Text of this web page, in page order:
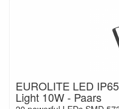
EUROLITE LED
Light 10W - Paars